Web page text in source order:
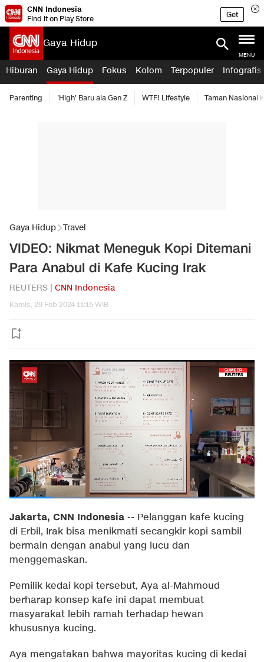
CNN Indonesia
Find it on Play Store
Get
Gaya Hidup
MENU
Hiburan Gaya Hidup Fokus Kolom Terpopuler Infografis
Parenting 'High' Baru ala Gen Z WTF! Lifestyle Taman Nasional
Gaya Hidup Travel
VIDEO: Nikmat Meneguk Kopi Ditemani
Para Anabul di Kafe Kucing Irak
REUTERS | CNN Indonesia
Kamis, 29 Feb 2024 11:15 WIB
Jakarta, CNN Indonesia -- Pelanggan kafe kucing
di Erbil, Irak bisa menikmati secangkir kopi sambil
bermain dengan anabul yang lucu dan
menggemaskan.
Pemilik kedai kopi tersebut, Aya al-Mahmoud
berharap konsep kafe ini dapat membuat
masyarakat lebih ramah terhadap hewan
khususnya kucing.
Aya mengatakan bahwa mayoritas kucing di kedai